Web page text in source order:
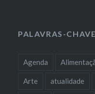
PALAVRAS-CHAVE
Agenda
Arte atualidade